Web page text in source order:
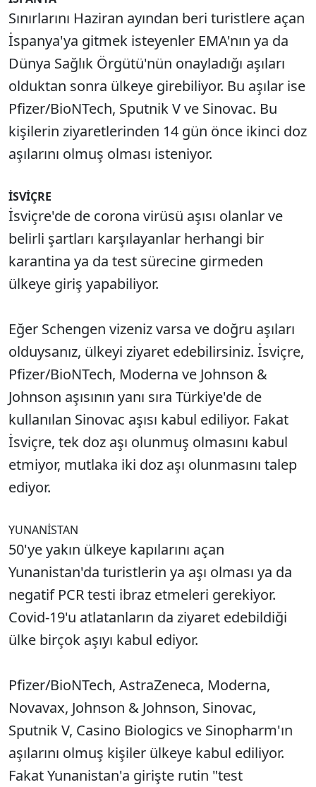
Sınırlarını Haziran ayından beri turistlere açan
İspanya'ya gitmek isteyenler EMA'nın ya da
Dünya Sağlık Örgütü'nün onayladığı aşıları
olduktan sonra ülkeye girebiliyor. Bu aşılar ise
Pfizer/BioNTech, Sputnik V ve Sinovac. Bu
kişilerin ziyaretlerinden 14 gün önce ikinci doz
aşılarını olmuş olması isteniyor.
İSVİÇRE
İsviçre'de de corona virüsü aşısı olanlar ve
belirli şartları karşılayanlar herhangi bir
karantina ya da test sürecine girmeden
ülkeye giriş yapabiliyor.
Eğer Schengen vizeniz varsa ve doğru aşıları
olduysanız, ülkeyi ziyaret edebilirsiniz. İsviçre,
Pfizer/BioNTech, Moderna ve Johnson &
Johnson aşısının yanı sıra Türkiye'de de
kullanılan Sinovac aşısı kabul ediliyor. Fakat
İsviçre, tek doz aşı olunmuş olmasını kabul
etmiyor, mutlaka iki doz aşı olunmasını talep
ediyor.
YUNANİSTAN
50'ye yakın ülkeye kapılarını açan
Yunanistan'da turistlerin ya aşı olması ya da
negatif PCR testi ibraz etmeleri gerekiyor.
Covid-19'u atlatanların da ziyaret edebildiği
ülke birçok aşıyı kabul ediyor.
Pfizer/BioNTech, AstraZeneca, Moderna,
Novavax, Johnson & Johnson, Sinovac,
Sputnik V, Casino Biologics ve Sinopharm'ın
aşılarını olmuş kişiler ülkeye kabul ediliyor.
Fakat Yunanistan'a girişte rutin "test